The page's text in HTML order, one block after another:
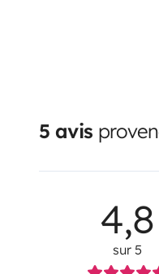
5 avis
4,8
sur 5